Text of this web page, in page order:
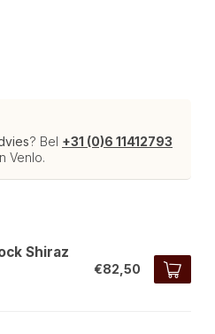
? Bel +31 (0)6 11412793
Venlo.
Shiraz
€82,50